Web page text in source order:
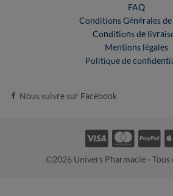
FAQ
Conditions Générales
Conditions de
Mentions légales
Politique de
Nous suivre sur Facebook
©2026 Univers Pharmacie - Tous